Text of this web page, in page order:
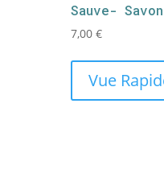
Sauve- Savon
7,00 €
Vue